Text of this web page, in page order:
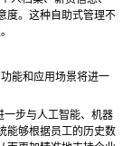
度。这种自助式管理不
能和应用场景将进一
一步与人工智能、机器
能够根据员工的历史数